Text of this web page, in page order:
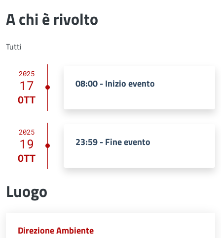
A chi è rivolto
Tutti
2025
17
OTT
08:00 - Inizio evento
2025
19
OTT
23:59 - Fine evento
Luogo
Direzione Ambiente